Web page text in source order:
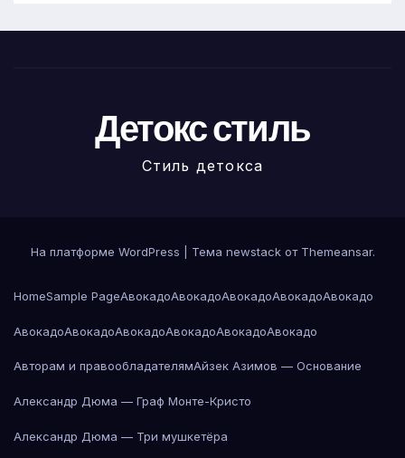
Детокс стиль
Стиль детокса
На платформе WordPress Тема newstack от Themeansar.
HomeSample PageАвокадоАвокадоАвокадоАвокадоАвокадо
АвокадоАвокадоАвокадоАвокадоАвокадоАвокадо
Авторам и правообладателямАйзек Азимов — Основание
Александр Дюма — Граф Монте-Кристо
Александр Дюма — Три мушкетёра